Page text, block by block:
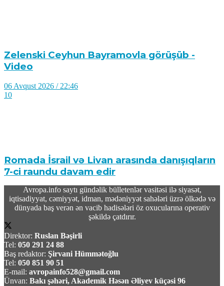
Zelenski Ceyhun Bayramovla görüşüb -
Video
06 Avqust 2026 / 22:46
10
Romada İsrail və Livan arasında danışıqların
7-ci raundu davam edir
06 Avqust 2026 / 20:23
12
Rusiydan Bakıya uçan azərbaycanlı iş adamı
aeroportda saxlanıldı
Avropa.info saytı gündəlik bülletenlər vasitəsi ilə siyasət,
iqtisadiyyat, cəmiyyət, idman, mədəniyyət sahələri üzrə ölkədə və
dünyada baş verən ən vacib hadisələri öz oxucularına operativ
şəkildə çatdırır.
Direktor: Ruslan Bəşirli
Tel: 050 291 24 88
Baş redaktor: Şirvani Hümmətoğlu
Tel: 050 851 90 51
E-mail: avropainfo528@gmail.com
Ünvan: Bakı şəhəri, Akademik Həsən Əliyev küçəsi 96